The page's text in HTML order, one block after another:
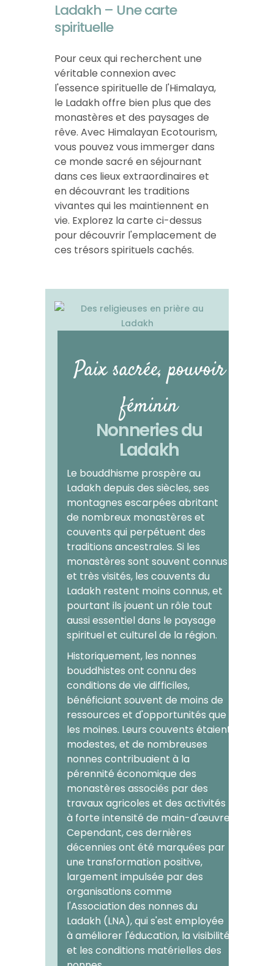
Ladakh – Une carte
spirituelle
Pour ceux qui recherchent une
véritable connexion avec
l'essence spirituelle de l'Himalaya,
le Ladakh offre bien plus que des
monastères et des paysages de
rêve. Avec Himalayan Ecotourism,
vous pouvez vous immerger dans
ce monde sacré en séjournant
dans ces lieux extraordinaires et
en découvrant les traditions
vivantes qui les maintiennent en
vie. Explorez la carte ci-dessus
pour découvrir l'emplacement de
ces trésors spirituels cachés.
Paix sacrée, pouvoir
féminin
Nonneries du
Ladakh
Le bouddhisme prospère au
Ladakh depuis des siècles, ses
montagnes escarpées abritant
de nombreux monastères et
couvents qui perpétuent des
traditions ancestrales. Si les
monastères sont souvent connus
et très visités, les couvents du
Ladakh restent moins connus, et
pourtant ils jouent un rôle tout
aussi essentiel dans le paysage
spirituel et culturel de la région.
Historiquement, les nonnes
bouddhistes ont connu des
conditions de vie difficiles,
bénéficiant souvent de moins de
ressources et d'opportunités que
les moines. Leurs couvents étaient
modestes, et de nombreuses
nonnes contribuaient à la
pérennité économique des
monastères associés par des
travaux agricoles et des activités
à forte intensité de main-d'œuvre.
Cependant, ces dernières
décennies ont été marquées par
une transformation positive,
largement impulsée par des
organisations comme
l'Association des nonnes du
Ladakh (LNA), qui s'est employée
à améliorer l'éducation, la visibilité
et les conditions matérielles des